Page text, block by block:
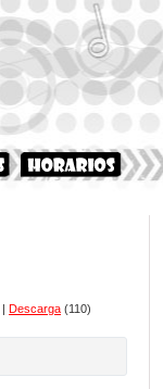
| Descarga (110)